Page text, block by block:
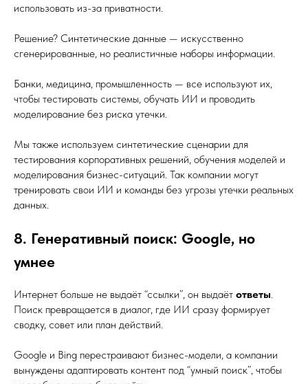
использовать из-за приватности.
Решение? Синтетические данные — искусственно
сгенерированные, но реалистичные наборы информации.
Банки, медицина, промышленность — все используют их,
чтобы тестировать системы, обучать ИИ и проводить
моделирование без риска утечки.
Мы также используем синтетические сценарии для
тестирования корпоративных решений, обучения моделей и
моделирования бизнес-ситуаций. Так компании могут
тренировать свои ИИ и команды без угрозы утечки реальных
данных.
8. Генеративный поиск: Google, но
умнее
Интернет больше не выдаёт “ссылки”, он выдаёт ответы.
Поиск превращается в диалог, где ИИ сразу формирует
сводку, совет или план действий.
Google и Bing перестраивают бизнес-модели, а компании
вынуждены адаптировать контент под “умный поиск”, чтобы